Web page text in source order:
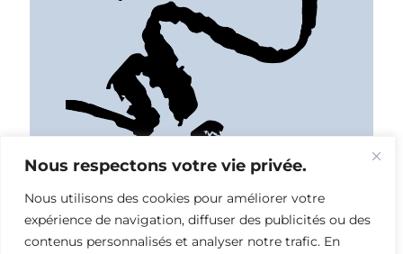
Nous respectons votre vie privée.
Nous utilisons des cookies pour améliorer votre
expérience de navigation, diffuser des publicités ou des
contenus personnalisés et analyser notre trafic. En